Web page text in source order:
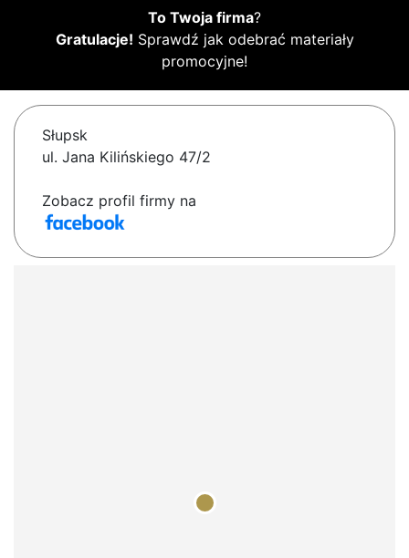
To Twoja firma?
Gratulacje! Sprawdź jak odebrać materiały
promocyjne!
Słupsk
ul. Jana Kilińskiego 47/2
Zobacz profil firmy na